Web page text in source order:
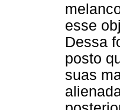
esse
Dessa
posto
suas